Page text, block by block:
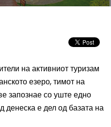
на активниот туризам
езеро, тимот на
запознае со уште едно
денеска е дел од базата на